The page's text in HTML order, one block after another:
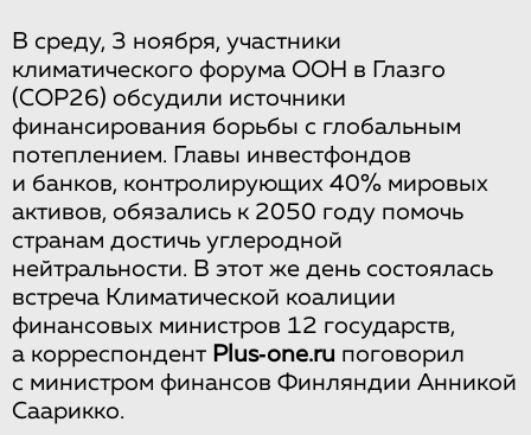
В среду, 3 ноября, участники
климатического форума ООН в Глазго
(COP26) обсудили источники
финансирования борьбы с глобальным
потеплением. Главы инвестфондов
и банков, контролирующих 40% мировых
активов, обязались к 2050 году помочь
странам достичь углеродной
нейтральности. В этот же день состоялась
встреча Климатической коалиции
финансовых министров 12 государств,
а корреспондент Plus‑one.ru поговорил
с министром финансов Финляндии Анникой
Саарикко.